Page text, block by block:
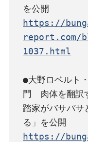
https://
report.com/
1037.html
●大野ロベルト
門　肉体を翻訳
踏家がバサバサ
https://